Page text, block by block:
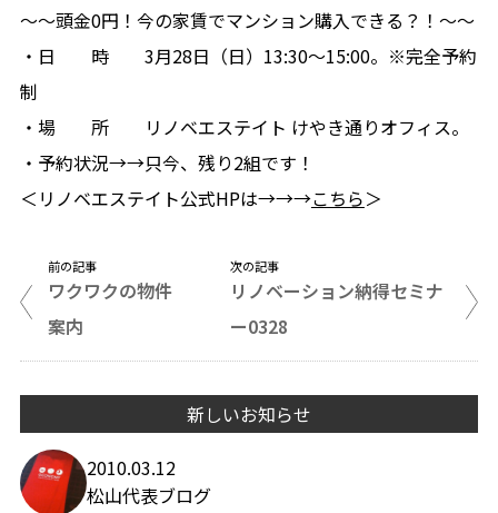
〜〜頭金0円！今の家賃でマンション購入できる？！〜〜
・日 時 3月28日（日）13:30〜15:00。※完全予約
制
・場 所 リノベエステイト けやき通りオフィス。
・予約状況→→只今、残り2組です！
＜リノベエステイト公式HPは→→→こちら＞
前の記事
ワクワクの物件
案内
次の記事
リノベーション納得セミナ
ー0328
新しいお知らせ
2010.03.12
松山代表ブログ